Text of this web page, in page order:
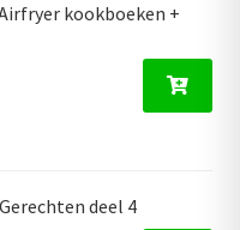
kookboeken +
deel 4